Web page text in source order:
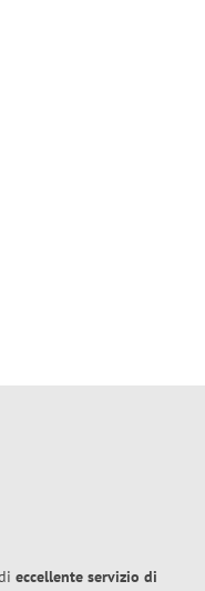
eccellente servizio di